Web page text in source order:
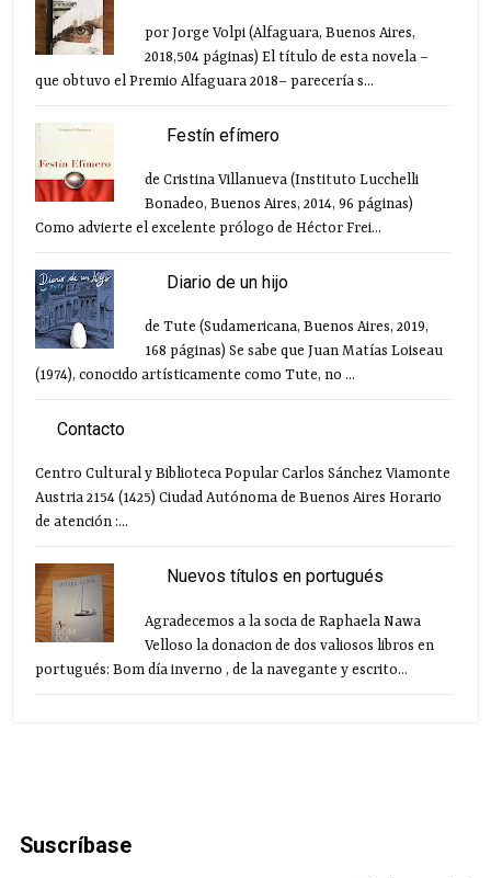
por Jorge Volpi (Alfaguara, Buenos Aires,
2018,504 páginas) El título de esta novela –
que obtuvo el Premio Alfaguara 2018– parecería s...
Festín efímero
de Cristina Villanueva (Instituto Lucchelli
Bonadeo, Buenos Aires, 2014, 96 páginas)
Como advierte el excelente prólogo de Héctor Frei...
Diario de un hijo
de Tute (Sudamericana, Buenos Aires, 2019,
168 páginas) Se sabe que Juan Matías Loiseau
(1974), conocido artísticamente como Tute, no ...
Contacto
Centro Cultural y Biblioteca Popular Carlos Sánchez Viamonte
Austria 2154 (1425) Ciudad Autónoma de Buenos Aires Horario
de atención :...
Nuevos títulos en portugués
Agradecemos a la socia de Raphaela Nawa
Velloso la donacion de dos valiosos libros en
portugués: Bom día inverno , de la navegante y escrito...
Suscríbase